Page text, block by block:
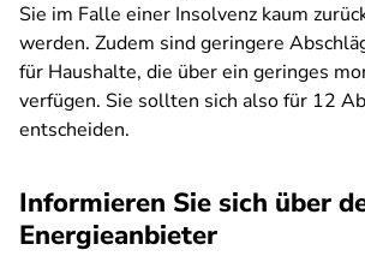
Sie im Falle einer Insolvenz kaum
werden. Zudem sind geringere
für Haushalte, die über ein geringes
verfügen. Sie sollten sich also für 12
entscheiden.
Informieren Sie sich über
Energieanbieter